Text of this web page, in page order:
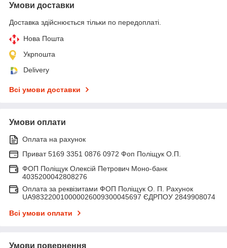
Умови доставки
Доставка здійснюється тільки по передоплаті.
Нова Пошта
Укрпошта
Delivery
Всі умови доставки
Умови оплати
Оплата на рахунок
Приват 5169 3351 0876 0972 Фоп Поліщук О.П.
ФОП Поліщук Олексій Петрович Моно-банк
4035200042808276
Оплата за реквізитами ФОП Поліщук О. П. Рахунок
UA983220010000026009300045697 ЄДРПОУ 2849908074
Всі умови оплати
Умови повернення